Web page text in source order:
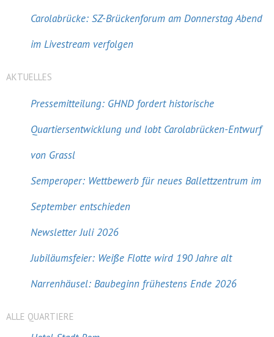
Carolabrücke: SZ-Brückenforum am Donnerstag Abend
im Livestream verfolgen
AKTUELLES
Pressemitteilung: GHND fordert historische
Quartiersentwicklung und lobt Carolabrücken-Entwurf
von Grassl
Semperoper: Wettbewerb für neues Ballettzentrum im
September entschieden
Newsletter Juli 2026
Jubiläumsfeier: Weiße Flotte wird 190 Jahre alt
Narrenhäusel: Baubeginn frühestens Ende 2026
ALLE QUARTIERE